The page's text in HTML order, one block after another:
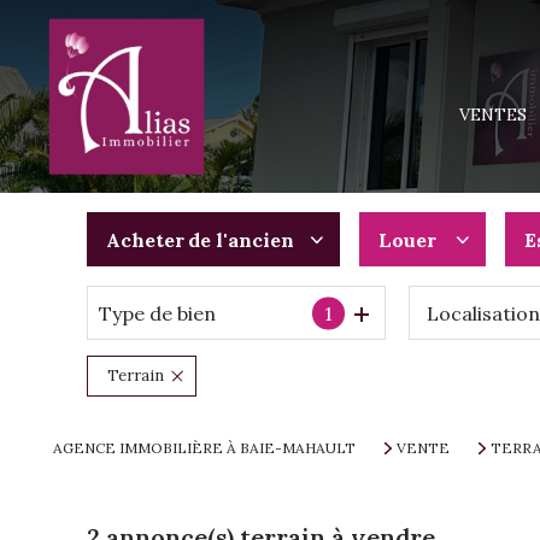
VENTES
TERRAINS
Acheter de l'ancien
De l'ancien
Du neuf
De l'immo pro
Louer
à l'année
Type de bien 1
Terrain
AGENCE IMMOBILIÈRE À BAIE-MAHAULT VENTE